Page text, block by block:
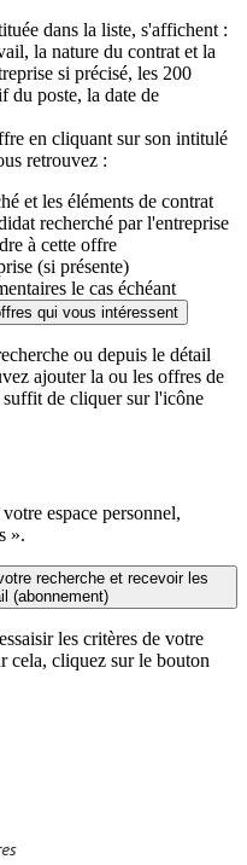
dans la liste, s'affichent :
la nature du contrat et la
si précisé, les 200
du poste, la date de
en cliquant sur son intitulé
retrouvez :
et les éléments de contrat
recherché par l'entreprise
à cette offre
(si présente)
le cas échéant
qui vous intéressent
ou depuis le détail
ajouter la ou les offres de
de cliquer sur l'icône
espace personnel,
».
recherche et recevoir les
(abonnement)
les critères de votre
cela, cliquez sur le bouton